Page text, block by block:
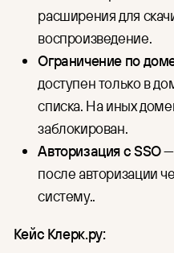
расширения для
воспроизведение.
Ограничение по
доступен только в
списка. На иных
заблокирован.
Авторизация с SSO—
после авторизации
систему..
Кейс Клерк.ру: